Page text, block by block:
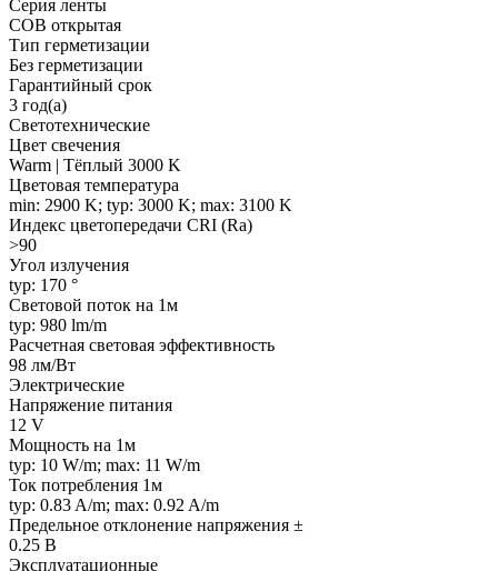
Серия ленты
COB открытая
Тип герметизации
Без герметизации
Гарантийный срок
3 год(а)
Светотехнические
Цвет свечения
Warm | Тёплый 3000 K
Цветовая температура
min: 2900 K; typ: 3000 K; max: 3100 K
Индекс цветопередачи CRI (Ra)
>90
Угол излучения
typ: 170 °
Световой поток на 1м
typ: 980 lm/m
Расчетная световая эффективность
98 лм/Вт
Электрические
Напряжение питания
12 V
Мощность на 1м
typ: 10 W/m; max: 11 W/m
Ток потребления 1м
typ: 0.83 A/m; max: 0.92 A/m
Предельное отклонение напряжения ±
0.25 В
Эксплуатационные